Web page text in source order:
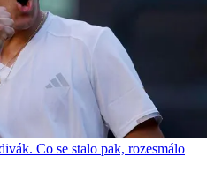
Co se stalo pak, rozesmálo